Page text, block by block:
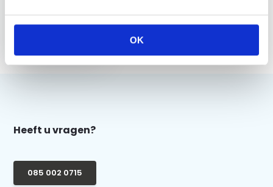
OK
HV Polo Hobby Horse
Outdoordeken
Heeft u vragen?
085 002 0715